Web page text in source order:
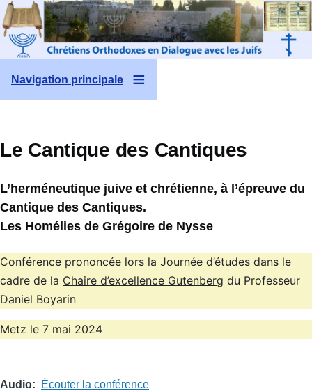
Aller au contenu principal
Navigation principale
Le Cantique des Cantiques
L’herméneutique juive et chrétienne, à l’épreuve du
Cantique des Cantiques.
Les Homélies de Grégoire de Nysse
Conférence prononcée lors la Journée d’études dans le
cadre de la Chaire d’excellence Gutenberg du Professeur
Daniel Boyarin
Metz le 7 mai 2024
Audio Écouter la conférence